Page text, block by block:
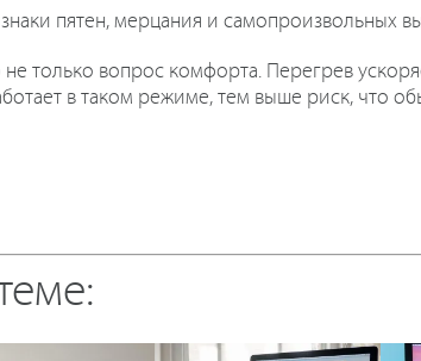
пятен, мерцания и самопроизвольных
только вопрос комфорта. Перегрев
в таком режиме, тем выше риск, что